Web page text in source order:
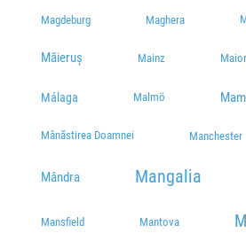
Magdeburg Maghera
Măieruș Mainz
Málaga Malmö
Mânăstirea Doamnei Manchester
Mândra Mangalia
Mansfield Mantova